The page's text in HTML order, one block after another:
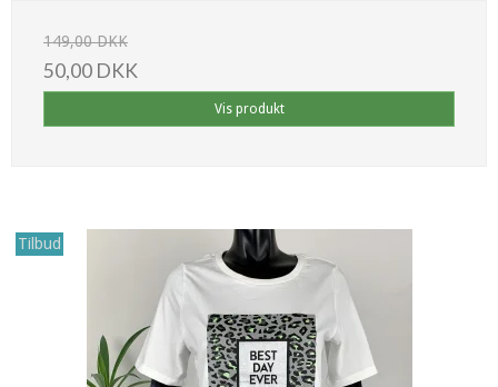
149,00 DKK
50,00 DKK
Vis produkt
Tilbud